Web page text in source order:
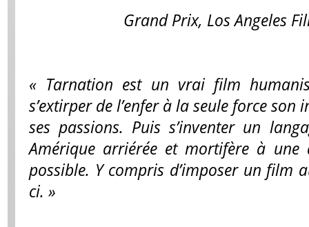
Grand Prix, Los Angeles
« Tarnation est un vrai film
s’extirper de l’enfer à la seule force
ses passions. Puis s’inventer un
Amérique arriérée et mortifère à
possible. Y compris d’imposer un film
ci. »